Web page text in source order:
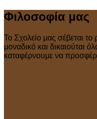
Φιλοσοφία μας
Το Σχολείο μας σέβεται
μοναδικό και δικαιούται
καταφέρνουμε να